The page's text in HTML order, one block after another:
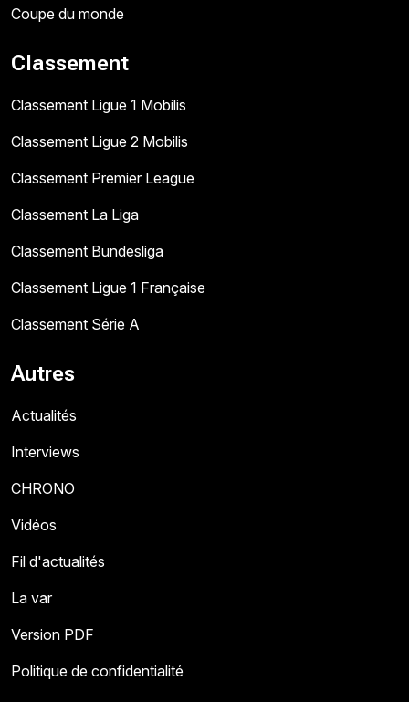
Coupe du monde
Classement
Classement Ligue 1 Mobilis
Classement Ligue 2 Mobilis
Classement Premier League
Classement La Liga
Classement Bundesliga
Classement Ligue 1 Française
Classement Série A
Autres
Actualités
Interviews
CHRONO
Vidéos
Fil d'actualités
La var
Version PDF
Politique de confidentialité